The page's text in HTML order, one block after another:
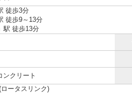
徒歩3分
徒歩9～13分
駅 徒歩13分
ンクリート
ータスリンク)